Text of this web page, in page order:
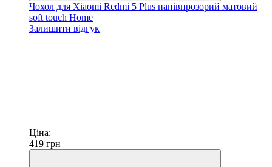
Чохол для Xiaomi Redmi 5 Plus напівпрозорий матовий
soft touch Home
Залишити відгук
Ціна:
419 грн